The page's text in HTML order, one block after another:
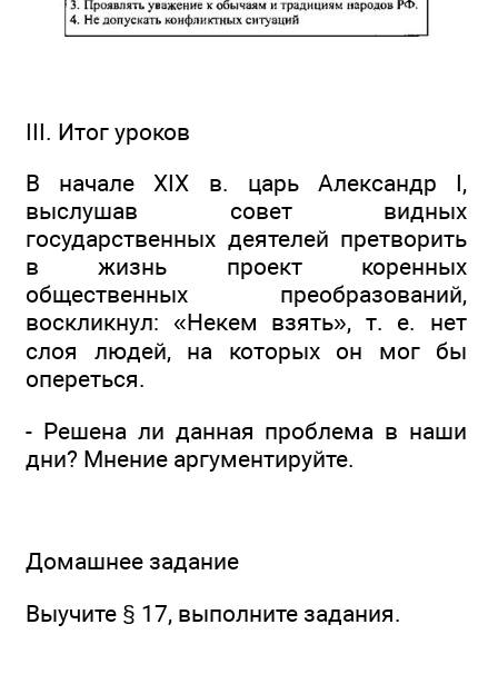
III. Итог уроков
В начале XIX в. царь Александр I,
выслушав совет видных
государственных деятелей претворить
в жизнь проект коренных
общественных преобразований,
воскликнул: «Некем взять», т. е. нет
слоя людей, на которых он мог бы
опереться.
- Решена ли данная проблема в наши
дни? Мнение аргументируйте.
Домашнее задание
Выучите § 17, выполните задания.